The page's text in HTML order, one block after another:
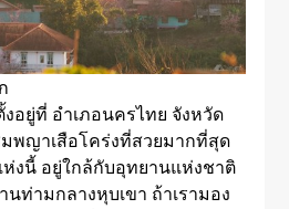
อยู่ที่ อำเภอนครไทย จังหวัด
พญาเสือโคร่งที่สวยมากที่สุด
งนี้ อยู่ใกล้กับอุทยานแห่งชาติ
ท่ามกลางหุบเขา ถ้าเรามอง